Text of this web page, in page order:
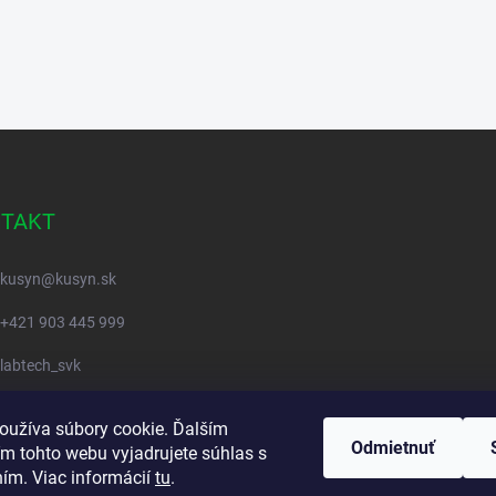
súbory cookie. Ďalším
tohto webu vyjadrujete súhlas s
Viac informácií tu.
Odmietnuť
kusyn@kusyn.sk
+421 903 445 999
labtech_svk